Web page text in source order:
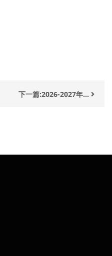
下一篇:2026-2027年...